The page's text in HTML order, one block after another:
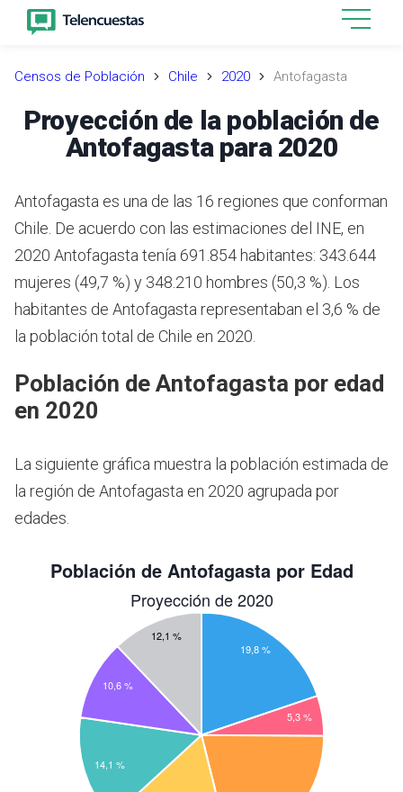
Censos de Población Chile 2020 Antofagasta
Proyección de la población de
Antofagasta para 2020
Antofagasta es una de las 16 regiones que conforman
Chile. De acuerdo con las estimaciones del INE, en
2020 Antofagasta tenía 691.854 habitantes: 343.644
mujeres (49,7 %) y 348.210 hombres (50,3 %). Los
habitantes de Antofagasta representaban el 3,6 % de
la población total de Chile en 2020.
Población de Antofagasta por edad
en 2020
La siguiente gráfica muestra la población estimada de
la región de Antofagasta en 2020 agrupada por
edades.